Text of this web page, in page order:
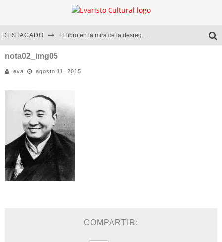
DESTACADO El libro en la mira de la desregulación
Diego Meret | Hotel Acapulco
nota02_img05
eva agosto 11, 2015
COMPARTIR: